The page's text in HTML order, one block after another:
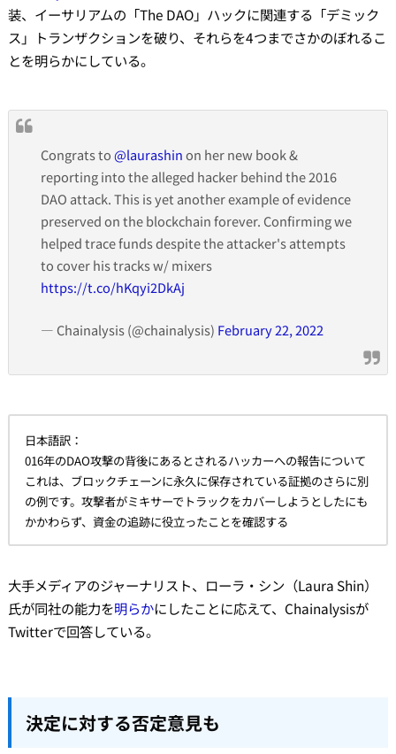
装、イーサリアムの「The DAO」ハックに関連する「デミック
ス」トランザクションを破り、それらを4つまでさかのぼれるこ
とを明らかにしている。
Congrats to@laurashinon her new book &
reporting into the alleged hacker behind the 2016
DAO attack. This is yet another example of evidence
preserved on the blockchain forever. Confirming we
helped trace funds despite the attacker's attempts
to cover his tracks w/ mixers
https://t.co/hKqyi2DkAj
— Chainalysis (@chainalysis) February 22, 2022
日本語訳：
016年のDAO攻撃の背後にあるとされるハッカーへの報告について
これは、ブロックチェーンに永久に保存されている証拠のさらに別
の例です。攻撃者がミキサーでトラックをカバーしようとしたにも
かかわらず、資金の追跡に役立ったことを確認する
大手メディアのジャーナリスト、ローラ・シン（Laura Shin）
氏が同社の能力を明らかにしたことに応えて、Chainalysisが
Twitterで回答している。
決定に対する否定意見も